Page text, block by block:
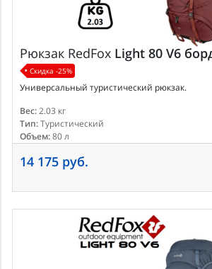
Рюкзак RedFox Light 80 V6
Скидка -25%
Универсальный туристический рюкзак.
Вес:2.03 кг
Тип:Туристический
Объем:80 л
14 175 руб.